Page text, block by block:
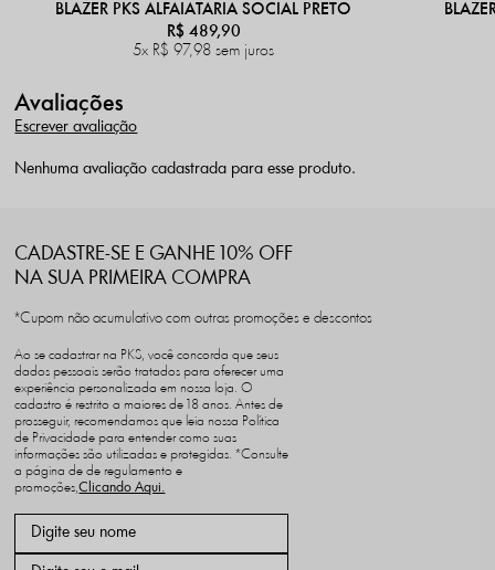
BLAZER PKS ALFAIATARIA SOCIAL PRETO
R$ 489,90
5x R$ 97,98 sem juros
Avaliações
Escrever avaliação
Nenhuma avaliação cadastrada para esse produto.
CADASTRE-SE E GANHE 10% OFF
NA SUA PRIMEIRA COMPRA
*Cupom não acumulativo com outras promoções e descontos
Ao se cadastrar na PKS, você concorda que seus
dados pessoais serão tratados para oferecer uma
experiência personalizada em nossa loja. O
cadastro é restrito a maiores de 18 anos. Antes de
prosseguir, recomendamos que leia nossa Política
de Privacidade para entender como suas
informações são utilizadas e protegidas. *Consulte
a página de de regulamento e
promoções,